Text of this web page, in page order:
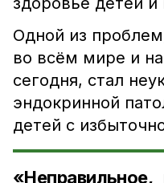
Одной из
во всём мире и
сегодня, стал
эндокринной
детей с
«Неправильное,